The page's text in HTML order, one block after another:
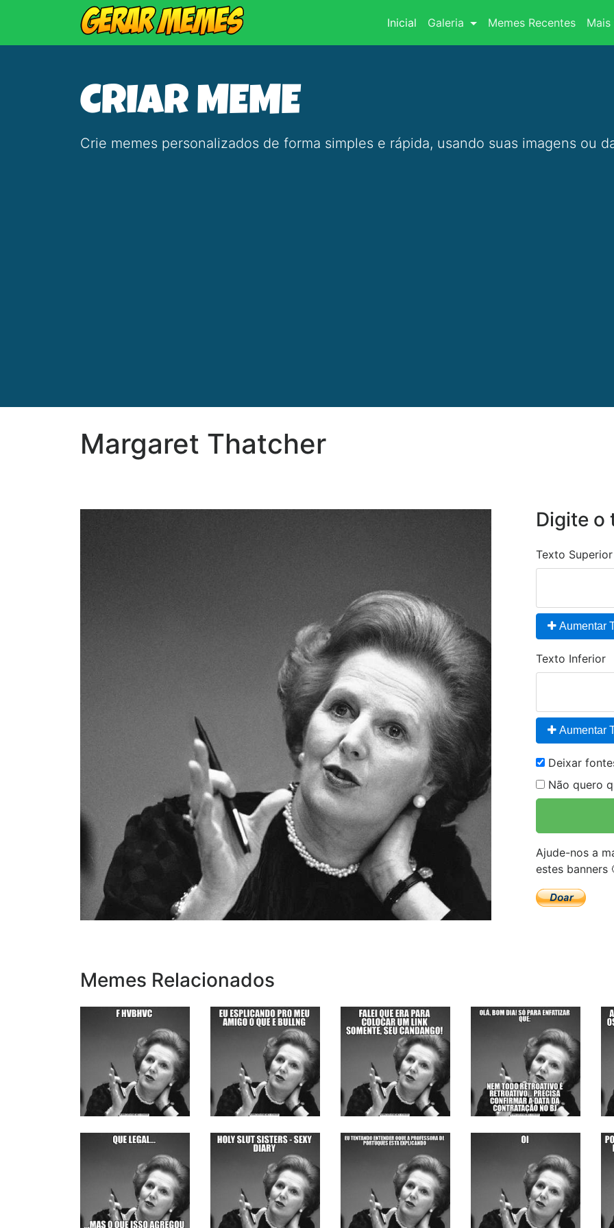
Inicial(current)
Galeria Memes Recentes
CRIAR MEME
Crie memes personalizados de forma simples e rápida, usando suas imagens ou
Margaret Thatcher
Digite o
Texto Superior
Aumentar
Texto Inferior
Aumentar
Deixar
Não quero
Ajude-nos a
estes banners
Memes Relacionados